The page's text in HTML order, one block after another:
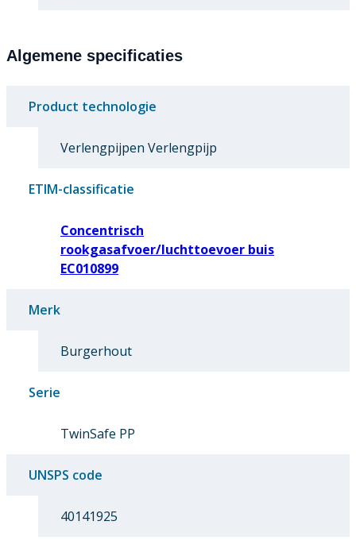
Algemene specificaties
Product technologie
Verlengpijpen Verlengpijp
ETIM-classificatie
Concentrisch
rookgasafvoer/luchttoevoer buis
EC010899
Merk
Burgerhout
Serie
TwinSafe PP
UNSPS code
40141925